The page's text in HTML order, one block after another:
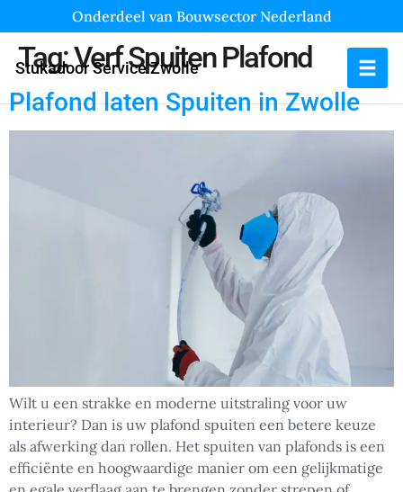
Onderdeel van Bouwsector Nederland
Stukadoor Service Zwolle
Tag:Verf Spuiten Plafond
Plafond laten Spuiten in Zwolle
Wilt u een strakke en moderne uitstraling voor uw
interieur? Dan is uw plafond spuiten een betere keuze
als afwerking dan rollen. Het spuiten van plafonds is een
efficiënte en hoogwaardige manier om een gelijkmatige